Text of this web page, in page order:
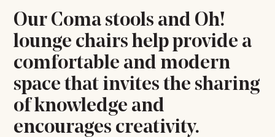
Our Coma stools and Oh!
lounge chairs help provide a
comfortable and modern
space that invites the sharing
of knowledge and
encourages creativity.